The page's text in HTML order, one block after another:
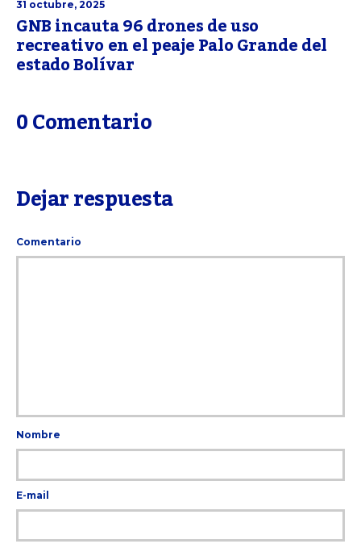
31 octubre, 2025
GNB incauta 96 drones de uso
recreativo en el peaje Palo Grande del
estado Bolívar
0 Comentario
Dejar respuesta
Comentario
Nombre
E-mail